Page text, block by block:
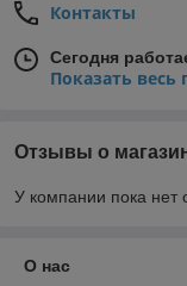
Контакты
Сегодня
Показать весь
Отзывы о
У компании пока нет
О нас